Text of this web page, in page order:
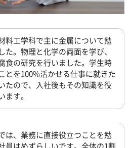
料工学科で主に金属について勉
た。物理と化学の両面を学び、
食の研究を行いました。学生時
とを100%活かせる仕事に就きた
たので、入社後もその知識を役
ます。
は、業務に直接役立つことを勉
員はめずらしいです。全体の1割